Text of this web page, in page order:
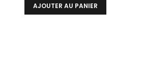
AJOUTER AU PANIER